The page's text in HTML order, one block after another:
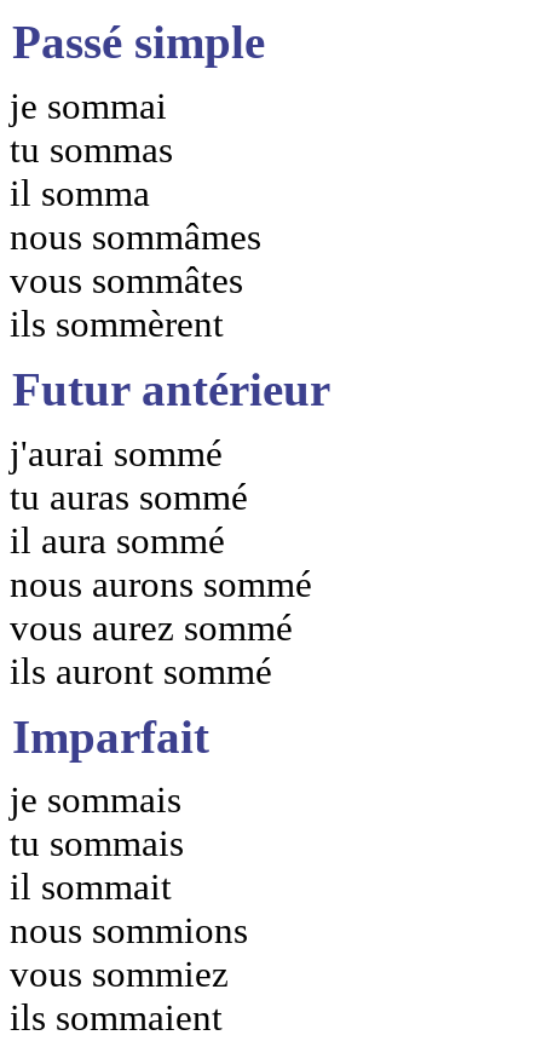
Passé simple
je sommai
tu sommas
il somma
nous sommâmes
vous sommâtes
ils sommèrent
Futur antérieur
j'aurai sommé
tu auras sommé
il aura sommé
nous aurons sommé
vous aurez sommé
ils auront sommé
Imparfait
je sommais
tu sommais
il sommait
nous sommions
vous sommiez
ils sommaient